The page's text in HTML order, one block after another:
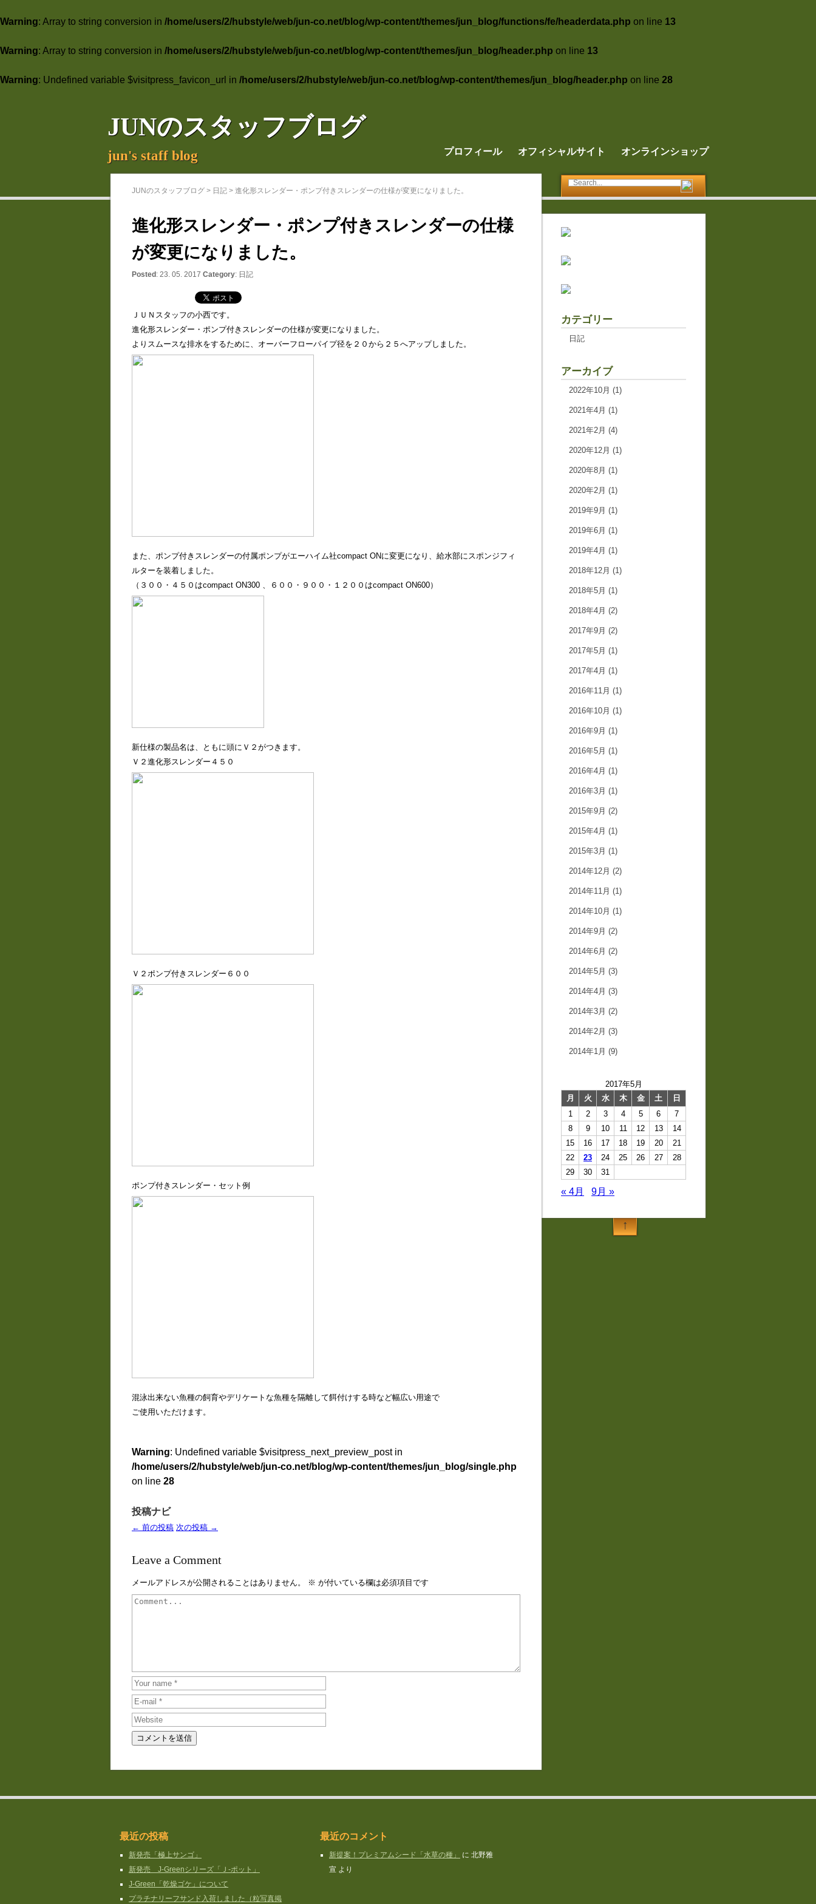
Warning: Array to string conversion in /home/users/2/hubstyle/web/jun-co.net/blog/wp-content/themes/jun_blog/functions/fe/headerdata.php on line 13
Warning: Array to string conversion in /home/users/2/hubstyle/web/jun-co.net/blog/wp-content/themes/jun_blog/header.php on line 13
Warning: Undefined variable $visitpress_favicon_url in /home/users/2/hubstyle/web/jun-co.net/blog/wp-content/themes/jun_blog/header.php on line 28
JUNのスタッフブログ
jun's staff blog プロフィール オフィシャルサイト オンラインショップ
JUNのスタッフブログ > 日記 > 進化形スレンダー・ポンプ付きスレンダーの仕様が変更になりました。
進化形スレンダー・ポンプ付きスレンダーの仕様
が変更になりました。
Posted : 23. 05. 2017 Category: 日記
ＪＵＮスタッフの小西です。
進化形スレンダー・ポンプ付きスレンダーの仕様が変更になりました。
よりスムースな排水をするために、オーバーフローパイプ径を２０から２５へアップしました。
また、ポンプ付きスレンダーの付属ポンプがエーハイム社compact ONに変更になり、給水部にスポンジフィ
ルターを装着しました。
（３００・４５０はcompact ON300 、６００・９００・１２００はcompact ON600）
新仕様の製品名は、ともに頭にＶ２がつきます。
Ｖ２進化形スレンダー４５０
Ｖ２ポンプ付きスレンダー６００
ポンプ付きスレンダー・セット例
混泳出来ない魚種の飼育やデリケートな魚種を隔離して餌付けする時など幅広い用途で
ご使用いただけます。
Warning: Undefined variable $visitpress_next_preview_post in
/home/users/2/hubstyle/web/jun-co.net/blog/wp-content/themes/jun_blog/single.php
on line 28
投稿ナビ
← 前の投稿 次の投稿 →
Leave a Comment
メールアドレスが公開されることはありません。 ※ が付いている欄は必須項目です
カテゴリー
日記
アーカイブ
2022年10月 (1)
2021年4月 (1)
2021年2月 (4)
2020年12月 (1)
2020年8月 (1)
2020年2月 (1)
2019年9月 (1)
2019年6月 (1)
2019年4月 (1)
2018年12月 (1)
2018年5月 (1)
2018年4月 (2)
2017年9月 (2)
2017年5月 (1)
2017年4月 (1)
2016年11月 (1)
2016年10月 (1)
2016年9月 (1)
2016年5月 (1)
2016年4月 (1)
2016年3月 (1)
2015年9月 (2)
2015年4月 (1)
2015年3月 (1)
2014年12月 (2)
2014年11月 (1)
2014年10月 (1)
2014年9月 (2)
2014年6月 (2)
2014年5月 (3)
2014年4月 (3)
2014年3月 (2)
2014年2月 (3)
2014年1月 (9)
2017年5月
月
火 水 木 金 土
日
1
2 3 4 5 6
7
8
9 10 11 12 13
14
15
16 17 18 19 20
21
22
23 24 25 26 27
28
29
30 31
« 4月 9月 »
↑
最近の投稿
新発売「極上サンゴ」
新発売 J-Greenシリーズ「Ｊ-ポット」
J-Green「乾燥ゴケ」について
プラチナリーフサンド入荷しました（粒写真掲
最近のコメント
新提案！プレミアムシード「水草の種」 に 北野雅
宣 より